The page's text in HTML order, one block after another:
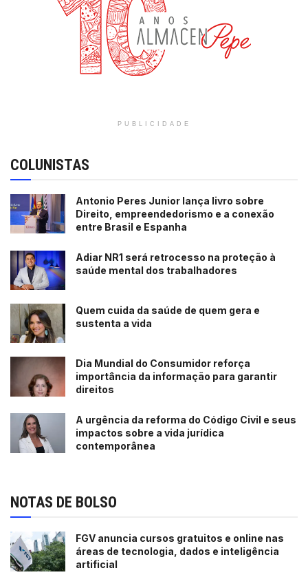
PUBLICIDADE
COLUNISTAS
Antonio Peres Junior lança livro sobre
Direito, empreendedorismo e a conexão
entre Brasil e Espanha
Adiar NR1 será retrocesso na proteção à
saúde mental dos trabalhadores
Quem cuida da saúde de quem gera e
sustenta a vida
Dia Mundial do Consumidor reforça
importância da informação para garantir
direitos
A urgência da reforma do Código Civil e seus
impactos sobre a vida jurídica
contemporânea
NOTAS DE BOLSO
FGV anuncia cursos gratuitos e online nas
áreas de tecnologia, dados e inteligência
artificial